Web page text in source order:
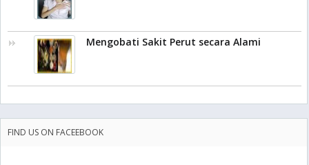
Mengobati Sakit Perut secara Alami
FIND US ON FACEEBOOK